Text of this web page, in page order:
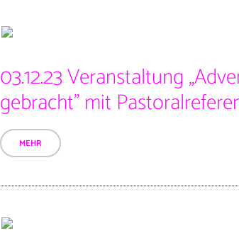
03.12.23 Veranstaltung
gebracht” mit
MEHR